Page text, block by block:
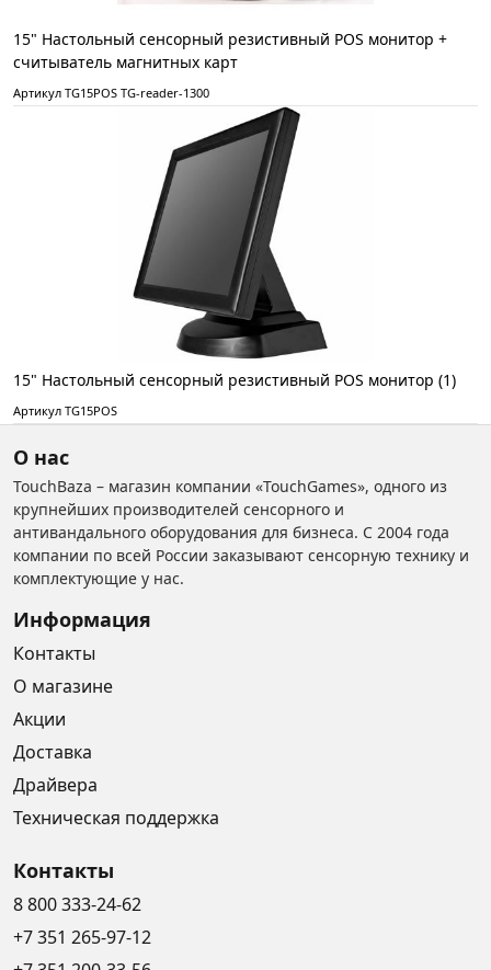
15" Настольный сенсорный резистивный POS монитор +
считыватель магнитных карт
Артикул TG15POS TG-reader-1300
15" Настольный сенсорный резистивный POS монитор (1)
Артикул TG15POS
О нас
TouchBaza – магазин компании «TouchGames», одного из
крупнейших производителей сенсорного и
антивандального оборудования для бизнеса. С 2004 года
компании по всей России заказывают сенсорную технику и
комплектующие у нас.
Информация
Контакты
О магазине
Акции
Доставка
Драйвера
Техническая поддержка
Контакты
8 800 333-24-62
+7 351 265-97-12